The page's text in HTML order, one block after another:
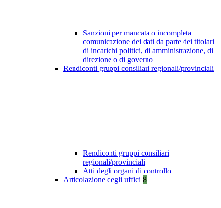
Sanzioni per mancata o incompleta
comunicazione dei dati da parte dei titolari
di incarichi politici, di amministrazione, di
direzione o di governo
Rendiconti gruppi consiliari regionali/provinciali
Rendiconti gruppi consiliari
regionali/provinciali
Atti degli organi di controllo
Articolazione degli uffici 8